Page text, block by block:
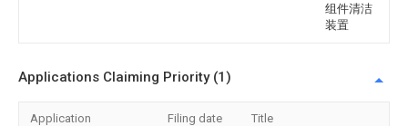
组件清洁
装置
Applications Claiming Priority (1)
Application Filing date Title